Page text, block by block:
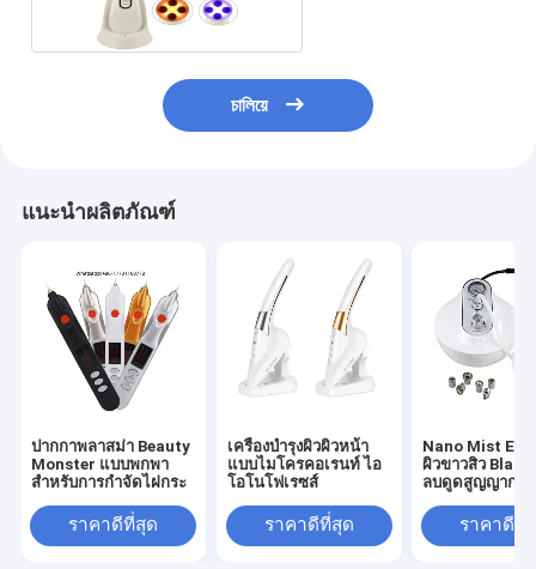
চালিয়ে
แนะนำผลิตภัณฑ์
ปากกาพลาสม่า Beauty
Monster แบบพกพา
สำหรับการกำจัดไฝกระ
ราคาดีที่สุด
เครื่องบํารุงผิวผิวหน้า
แบบไมโครคอเรนท์ ไอ
โอโนโฟเรซส์
ราคาดีที่สุด
Nano Mist
ผิวขาวสิว
ลบดูดสูญญากาศ
Micro แกะสลัก
Dermabrasion
ราคาดีที่